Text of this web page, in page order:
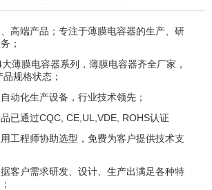
高端产品；专注于薄膜电容器的生产、研
；
薄膜电容器系列，薄膜电容器齐全厂家，
规格状态；
动化生产设备，行业技术领先；
已通过CQC, CE,UL,VDE, ROHS认证
工程师协助选型，免费为客户提供技术支
客户需求研发、设计、生产出满足各种特